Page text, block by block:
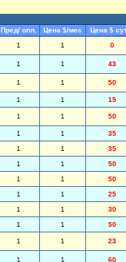
Пред/ опл. Цена $/мес Цена $
1 1 0
1 1 43
1 1 50
1 1 15
1 1 50
1 1 35
1 1 35
1 1 50
1 1 50
1 1 25
1 1 30
1 1 50
1 1 23
1 1 60